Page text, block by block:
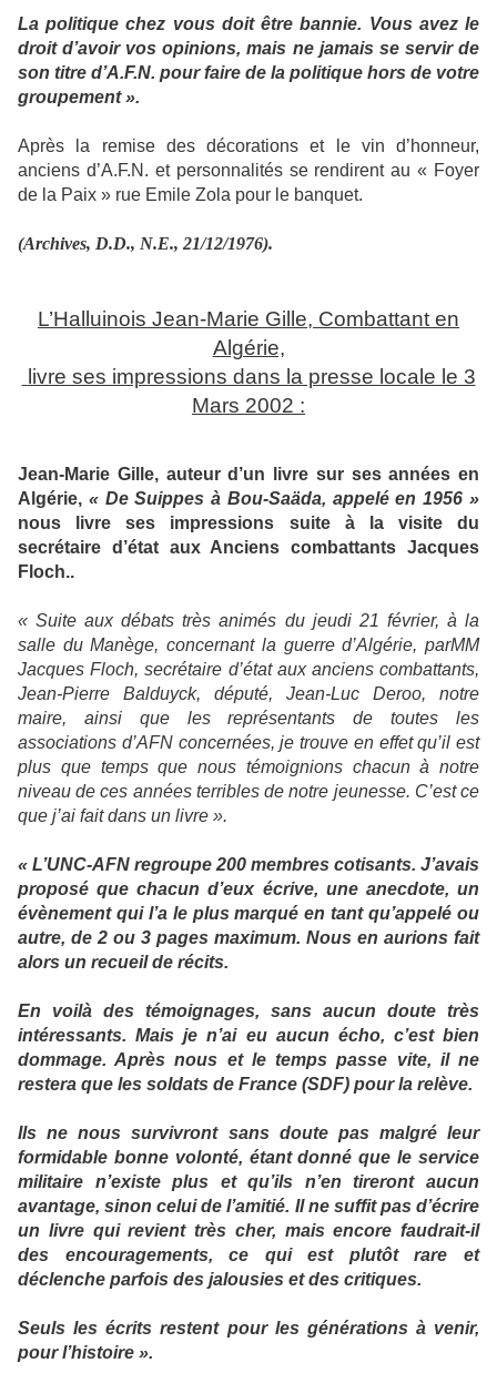
La politique chez vous doit être bannie. Vous avez le
droit d’avoir vos opinions, mais ne jamais se servir de
son titre d’A.F.N. pour faire de la politique hors de votre
groupement ».
Après la remise des décorations et le vin d’honneur,
anciens d’A.F.N. et personnalités se rendirent au « Foyer
de la Paix » rue Emile Zola pour le banquet.
(Archives, D.D., N.E., 21/12/1976).
L’Halluinois Jean-Marie Gille, Combattant en
Algérie,
livre ses impressions dans la presse locale le 3
Mars 2002 :
Jean-Marie Gille, auteur d’un livre sur ses années en
Algérie, « De Suippes à Bou-Saäda, appelé en 1956 »
nous livre ses impressions suite à la visite du
secrétaire d’état aux Anciens combattants Jacques
Floch..
« Suite aux débats très animés du jeudi 21 février, à la
salle du Manège, concernant la guerre d’Algérie, parMM
Jacques Floch, secrétaire d’état aux anciens combattants,
Jean-Pierre Balduyck, député, Jean-Luc Deroo, notre
maire, ainsi que les représentants de toutes les
associations d’AFN concernées, je trouve en effet qu’il est
plus que temps que nous témoignions chacun à notre
niveau de ces années terribles de notre jeunesse. C’est ce
que j’ai fait dans un livre ».
« L’UNC-AFN regroupe 200 membres cotisants. J’avais
proposé que chacun d’eux écrive, une anecdote, un
évènement qui l’a le plus marqué en tant qu’appelé ou
autre, de 2 ou 3 pages maximum. Nous en aurions fait
alors un recueil de récits.
En voilà des témoignages, sans aucun doute très
intéressants. Mais je n’ai eu aucun écho, c’est bien
dommage. Après nous et le temps passe vite, il ne
restera que les soldats de France (SDF) pour la relève.
Ils ne nous survivront sans doute pas malgré leur
formidable bonne volonté, étant donné que le service
militaire n’existe plus et qu’ils n’en tireront aucun
avantage, sinon celui de l’amitié. Il ne suffit pas d’écrire
un livre qui revient très cher, mais encore faudrait-il
des encouragements, ce qui est plutôt rare et
déclenche parfois des jalousies et des critiques.
Seuls les écrits restent pour les générations à venir,
pour l’histoire ».